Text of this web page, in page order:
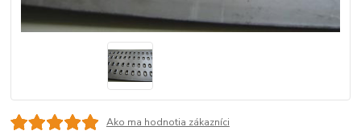
Ako ma hodnotia zákazníci